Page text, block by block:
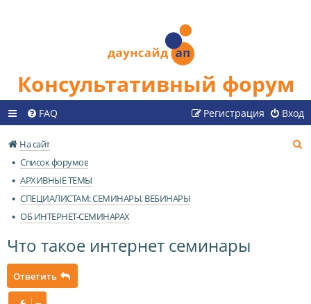
Консультативный форум
FAQ Вход
Регистрация
На сайт
Список форумов
АРХИВНЫЕ ТЕМЫ
СПЕЦИАЛИСТАМ: СЕМИНАРЫ, ВЕБИНАРЫ
ОБ ИНТЕРНЕТ-СЕМИНАРАХ
Что такое интернет семинары
Ответить